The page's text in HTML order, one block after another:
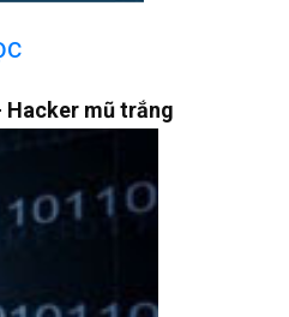
Hacker mũ trắng